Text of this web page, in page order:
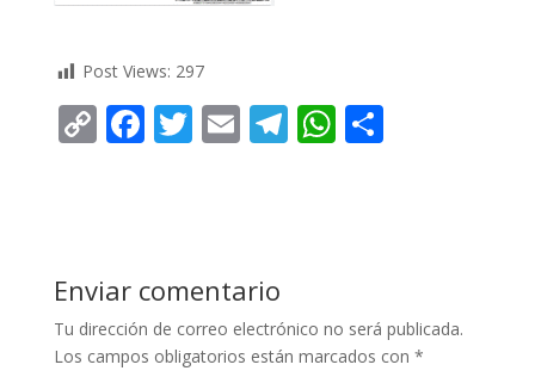
Post Views: 297
C
Li
n
k
F
o
o
k
T E T
m
W
p
p
C
ti
r
Enviar comentario
Tu dirección de correo electrónico no será publicada.
Los campos obligatorios están marcados con *